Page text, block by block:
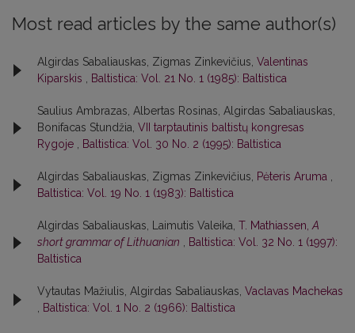
Most read articles by the same author(s)
Algirdas Sabaliauskas, Zigmas Zinkevičius, Valentinas
Kiparskis , Baltistica: Vol. 21 No. 1 (1985): Baltistica
Saulius Ambrazas, Albertas Rosinas, Algirdas Sabaliauskas,
Bonifacas Stundžia, VII tarptautinis baltistų kongresas
Rygoje , Baltistica: Vol. 30 No. 2 (1995): Baltistica
Algirdas Sabaliauskas, Zigmas Zinkevičius, Pėteris Aruma ,
Baltistica: Vol. 19 No. 1 (1983): Baltistica
Algirdas Sabaliauskas, Laimutis Valeika, T. Mathiassen,A
short grammar of Lithuanian , Baltistica: Vol. 32 No. 1 (1997):
Baltistica
Vytautas Mažiulis, Algirdas Sabaliauskas, Vaclavas Machekas
, Baltistica: Vol. 1 No. 2 (1966): Baltistica